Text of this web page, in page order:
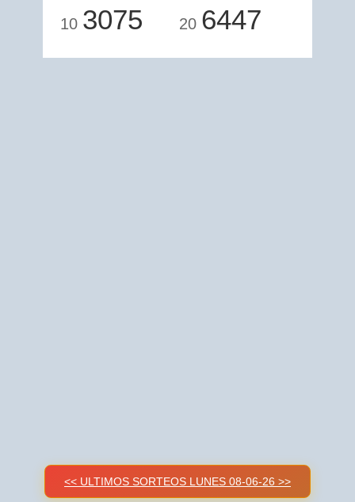
10 3075 20 6447
<< ULTIMOS SORTEOS LUNES 08-06-26 >>